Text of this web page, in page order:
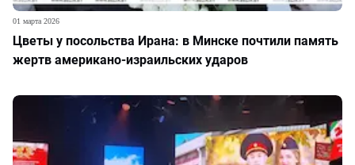
Цветы у посольства Ирана: в Минске почтили память
жертв американо-израильских ударов
01 марта 2026